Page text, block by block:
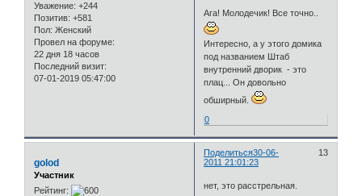
Уважение: +244
Позитив: +581
Пол: Женский
Провел на форуме:
22 дня 18 часов
Последний визит:
07-01-2019 05:47:00
Ага! Молодечик! Все точно..
Интересно, а у этого домика
под названием Штаб
внутренний дворик - это
плац... Он довольно
обширный.
0
Поделиться 13
30-06-
2011 21:01:23
golod
Участник
Рейтинг:
нет, это расстрельная.